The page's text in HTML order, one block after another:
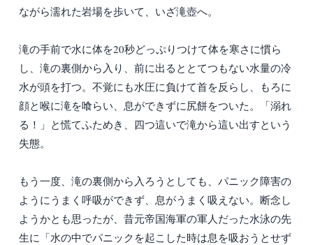
ながら濡れた岩場を歩いて、いざ滝壺へ。
滝の手前で水に体を20秒どっぷりつけて体を寒さに慣ら
し、滝の裏側から入り、前に出るととてつもない水量の冷
水が頭を打つ。不覚にも水圧に負けて首を反らし、もろに
顔と喉に滝を喰らい、息ができずに尻餅をついた。「溺れ
る！」と慌てふためき、四つ這いで滝から這い出すという
失態。
もう一度、滝の裏側から入ろうとしても、パニック障害の
ようにうまく呼吸ができず、息がうまく吸えない。断念し
ようかとも思ったが、昔元帝国海軍の軍人だった水泳の先
生に「水の中でパニックを起こした時は息を吸おうとせず